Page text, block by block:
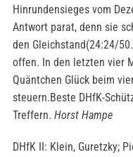
Hinrundensieges vom
Antwort parat, denn sie
den Gleichstand(24:24/
offen. In den letzten vier
Quäntchen Glück beim
steuern.Beste DHfK-
Treffern. Horst Hampe
DHfK II: Klein, Guretzky;